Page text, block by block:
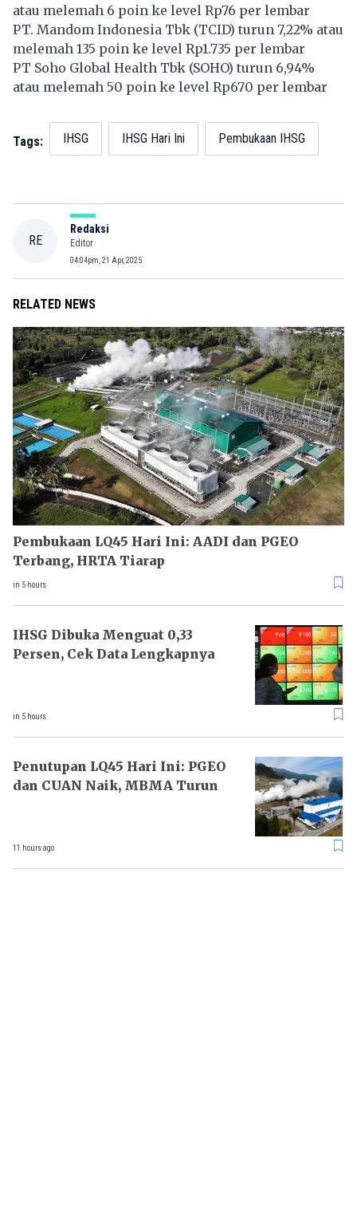
atau melemah 6 poin ke level Rp76 per lembar
PT. Mandom Indonesia Tbk (TCID) turun 7,22% atau
melemah 135 poin ke level Rp1.735 per lembar
PT Soho Global Health Tbk (SOHO) turun 6,94%
atau melemah 50 poin ke level Rp670 per lembar
Tags: IHSG IHSG Hari Ini Pembukaan IHSG
RE
Redaksi
Editor
04:04pm, 21 Apr, 2025
RELATED NEWS
Pembukaan LQ45 Hari Ini: AADI dan PGEO
Terbang, HRTA Tiarap
in 5 hours
IHSG Dibuka Menguat 0,33
Persen, Cek Data Lengkapnya
in 5 hours
Penutupan LQ45 Hari Ini: PGEO
dan CUAN Naik, MBMA Turun
11 hours ago